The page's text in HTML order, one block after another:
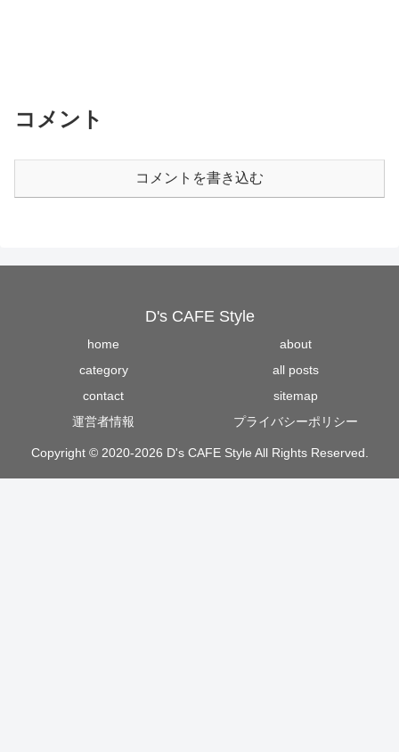
コメント
コメントを書き込む
D's CAFE Style
home
about
category
all posts
contact
sitemap
運営者情報
プライバシーポリシー
Copyright © 2020-2026 D's CAFE Style All Rights Reserved.